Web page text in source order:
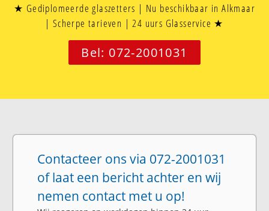
★ Gediplomeerde glaszetters | Nu beschikbaar in Alkmaar
| Scherpe tarieven | 24 uurs Glasservice ★
Bel: 072-2001031
Contacteer ons via 072-2001031
of laat een bericht achter en wij
nemen contact met u op!